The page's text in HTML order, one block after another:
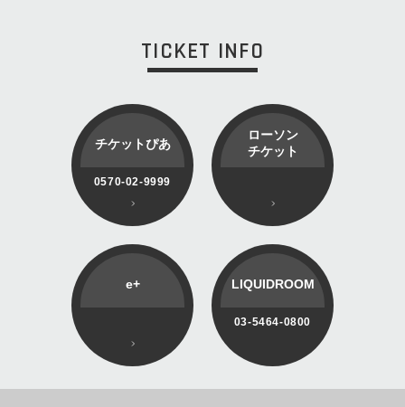
TICKET INFO
チケットぴあ
0570-02-9999
ローソン
チケット
e+ LIQUIDROOM
03-5464-0800